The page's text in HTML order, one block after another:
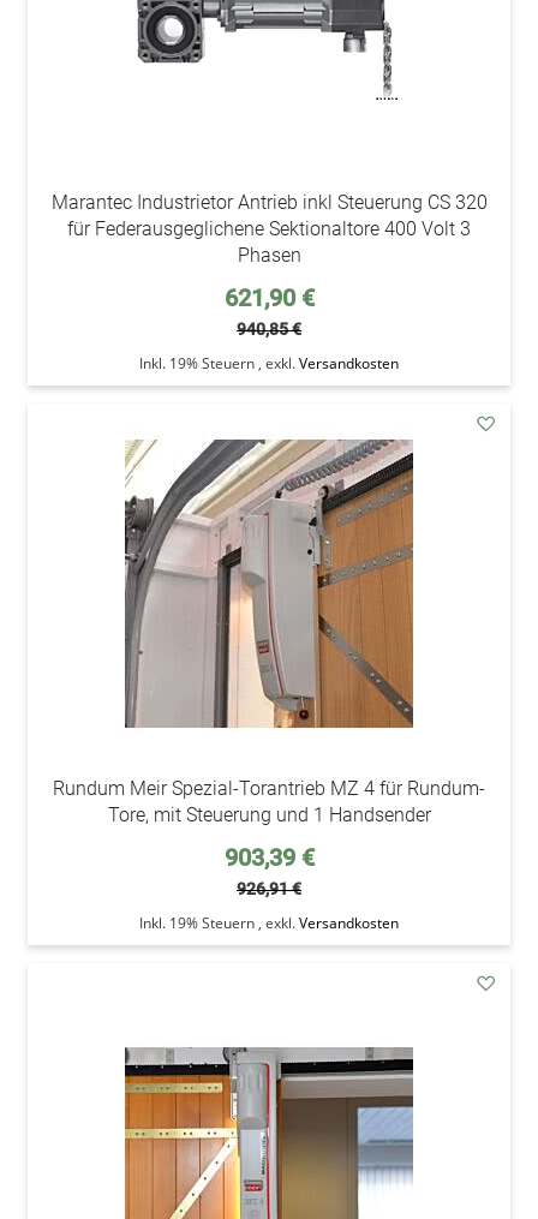
Marantec Industrietor Antrieb inkl Steuerung CS 320
für Federausgeglichene Sektionaltore 400 Volt 3
Phasen
Sonderpreis
621,90 €
940,85 €
Inkl. 19% Steuern , exkl.Versandkosten
Rundum Meir Spezial-Torantrieb MZ 4 für Rundum-
Tore, mit Steuerung und 1 Handsender
Sonderpreis
903,39 €
926,91 €
Inkl. 19% Steuern , exkl.Versandkosten